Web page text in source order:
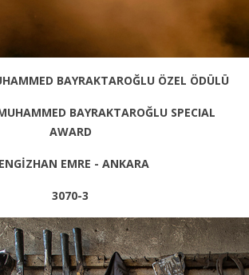
BAYRAKTAROĞLU ÖZEL ÖDÜLÜ
BAYRAKTAROĞLU SPECIAL
AWARD
EMRE - ANKARA
3070-3